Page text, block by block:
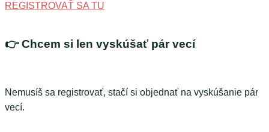
REGISTROVAŤ SA TU
👉 Chcem si len vyskúšať pár vecí
Nemusíš sa registrovať, stačí si objednať na vyskúšanie pár
vecí.